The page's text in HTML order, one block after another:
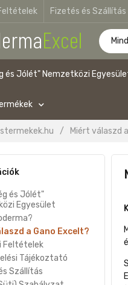
Fizetés és Szállítás
Excel
és Jólét" Nemzetközi
/ Miért válaszd
és Jólét"
Egyesület
a Gano Excelt?
Feltételek
Tájékoztató
Szállítás